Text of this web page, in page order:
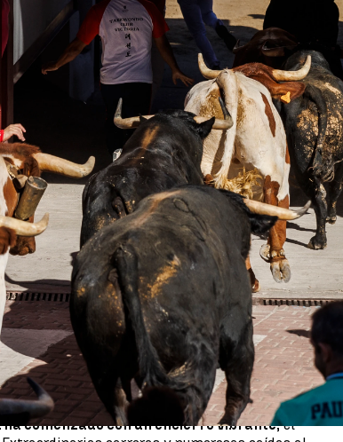
13:00
Whatsapp
Facebook
X
deSan Sebastián de los Reyesha
unos festejos taurinos inéditos con dos
El primero, de la ganadería de Hnos.
queha concluido con dos heridos- uno con
craneal y otro con erosiones por caída. El noveno
10 minutos después del primero, se ha
seis heridos leves,
todos por caída, según
Civil.
comenzado con un encierro vibrante,el